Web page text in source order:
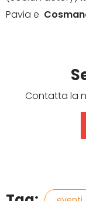
Pavia e
Contatta la